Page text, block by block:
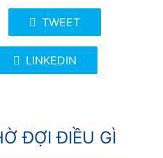
TWEET
LINKEDIN
ĐỢI ĐIỀU GÌ